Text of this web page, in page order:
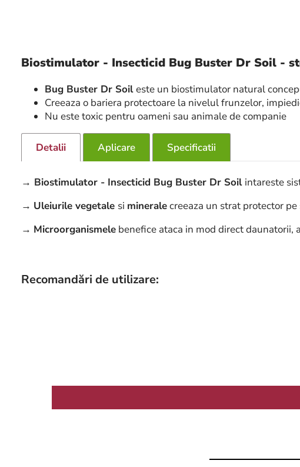
Biostimulator - Insecticid Bug Buster Dr Soil -
Bug Buster Dr Soileste un biostimulator natural
Creeaza o bariera protectoare la nivelul frunzelor,
Nu este toxic pentru oameni sau animale de companie
Detalii
→ Biostimulator - Insecticid Bug Buster Dr Soil intareste
→ Uleiurile vegetale si mineralecreeaza un strat protector
→ Microorganismele benefice ataca in mod direct
Recomandări de utilizare:
Aplicare Specificatii